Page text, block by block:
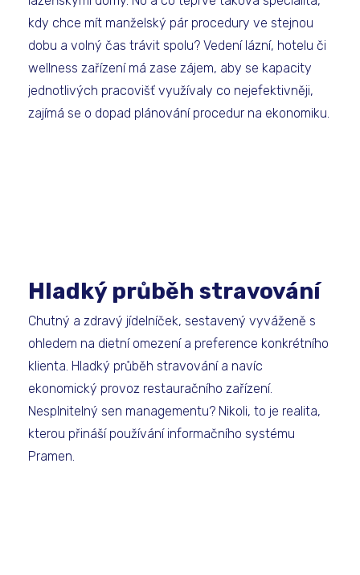
kdy chce mít manželský pár procedury ve stejnou
dobu a volný čas trávit spolu? Vedení lázní, hotelu či
wellness zařízení má zase zájem, aby se kapacity
jednotlivých pracovišť využívaly co nejefektivněji,
zajímá se o dopad plánování procedur na ekonomiku.
Hladký průběh stravování
Chutný a zdravý jídelníček, sestavený vyváženě s
ohledem na dietní omezení a preference konkrétního
klienta. Hladký průběh stravování a navíc
ekonomický provoz restauračního zařízení.
Nesplnitelný sen managementu? Nikoli, to je realita,
kterou přináší používání informačního systému
Pramen.